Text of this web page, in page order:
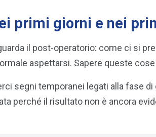
primi giorni e nei
il post-operatorio: come ci si
aspettarsi. Sapere queste
segni temporanei legati alla fase
perché il risultato non è ancora